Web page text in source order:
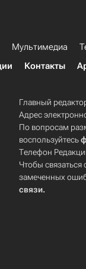
Мультимедиа
Контакты
Главный
Адрес
По вопросам
воспользуйтесь
Телефон
Чтобы связаться
замеченных
связи.